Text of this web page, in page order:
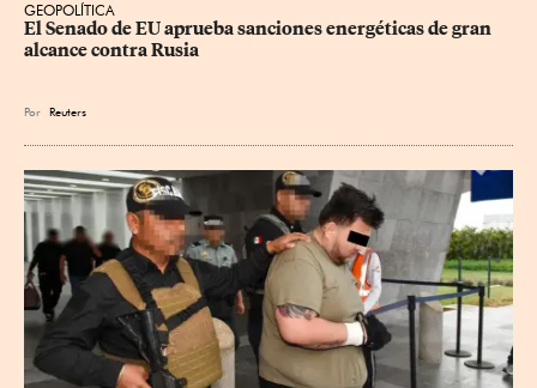
GEOPOLÍTICA
El Senado de EU aprueba sanciones energéticas de gran
alcance contra Rusia
Por Reuters